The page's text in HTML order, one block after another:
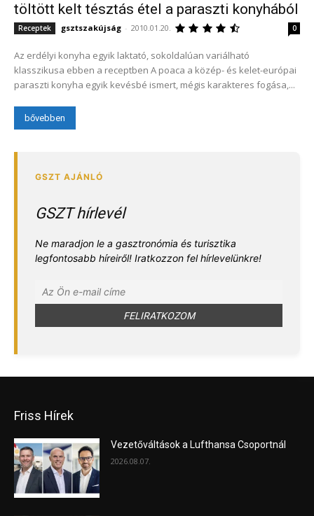
töltött kelt tésztás étel a paraszti konyhából
Receptek gsztszakújság - 2010.01.20. 0
Az erdélyi konyha egyik laktató, sokoldalúan variálható
klasszikusa ebben a receptben A poaca a közép- és kelet-európai
paraszti konyha egyik kevésbé ismert, mégis karakteres fogása,...
bővebben
GSZT hírlevél
Ne maradjon le a gasztronómia és turisztika
legfontosabb híreiről! Iratkozzon fel hírlevelünkre!
Friss Hírek
Vezetőváltások a Lufthansa Csoportnál
2026.08.07.